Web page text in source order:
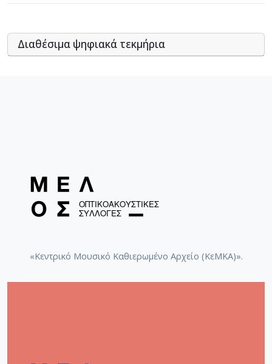
Διαθέσιμα ψηφιακά τεκμήρια
«Κεντρικό Μουσικό Καθιερωμένο Αρχείο (ΚεΜΚΑ)».